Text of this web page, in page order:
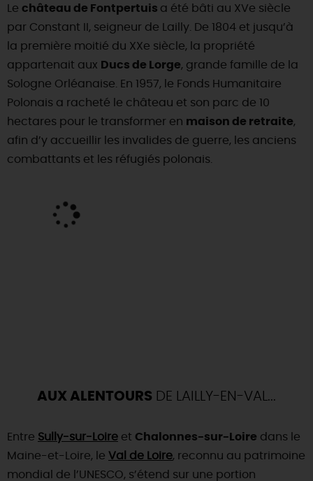
Le château de Fontpertuis a été bâti au XVe siècle
par Constant II, seigneur de Lailly. De 1804 et jusqu’à
la première moitié du XXe siècle, la propriété
appartenait aux Ducs de Lorge, grande famille de la
Sologne Orléanaise. En 1957, le Fonds Humanitaire
Polonais a racheté le château et son parc de 10
hectares pour le transformer en maison de retraite,
afin d’y accueillir les invalides de guerre, les anciens
combattants et les réfugiés polonais.
AUX ALENTOURS DE LAILLY-EN-VAL...
Entre Sully-sur-Loire et Chalonnes-sur-Loire dans le
Maine-et-Loire, le Val de Loire, reconnu au patrimoine
mondial de l’UNESCO, s’étend sur une portion